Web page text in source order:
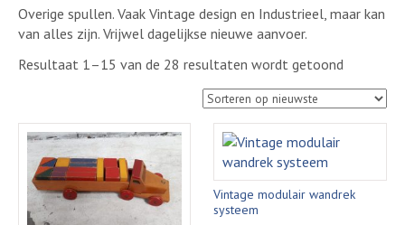
Overige spullen. Vaak Vintage design en Industrieel, maar kan
van alles zijn. Vrijwel dagelijkse nieuwe aanvoer.
Resultaat 1–15 van de 28 resultaten wordt getoond
nieuwste
Vintage modulair wandrek
systeem